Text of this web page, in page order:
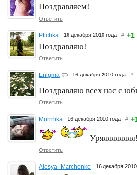
Поздравляем!
Ответить
Ptichka 16 декабря 2010 года # +1
Поздравляю!
Ответить
Enigma 16 декабря 2010 года #
Поздравляю всех нас с
Ответить
Murrrlika 16 декабря 2010 года #
Уряяяяяяяяя!
Ответить
Alesya_Marchenko 16 декабря